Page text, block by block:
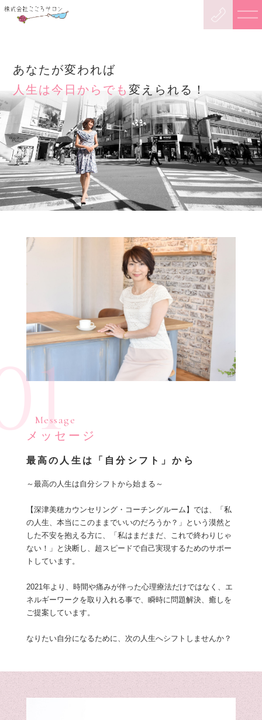
あなたが変われば
人生は今日からでも変えられる！
Message
メッセージ
最高の人生は「自分シフト」から
～最高の人生は自分シフトから始まる～
【深津美穂カウンセリング・コーチングルーム】では、「私
の人生、本当にこのままでいいのだろうか？」という漠然と
した不安を抱える方に、「私はまだまだ、これで終わりじゃ
ない！」と決断し、超スピードで自己実現するためのサポー
トしています。
2021年より、時間や痛みが伴った心理療法だけではなく、エ
ネルギーワークを取り入れる事で、瞬時に問題解決、癒しを
ご提案しています。
なりたい自分になるために、次の人生へシフトしませんか？